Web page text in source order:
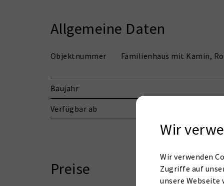
Allgemeine Daten
Objektnummer
Familienhaus mit Kamin,
Baujahr
Verfügbar ab
Preise
Wir
Wir verwenden
Zugriffe auf
unsere